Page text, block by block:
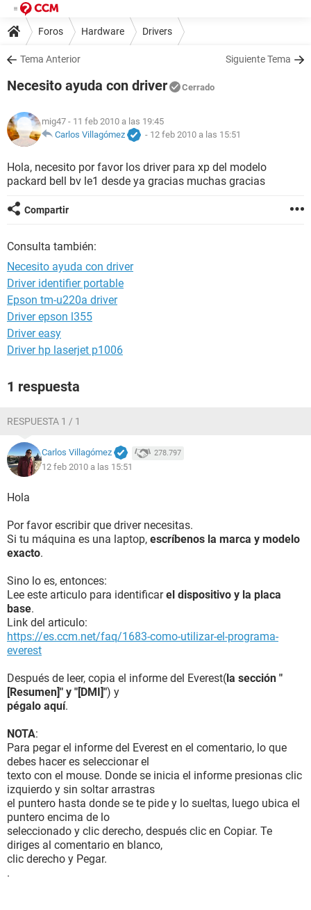
Foros Hardware Drivers
Tema Anterior Siguiente Tema
Necesito ayuda con driver Cerrado
mig47 - 11 feb 2010 a las 19:45
Carlos Villagómez
- 12 feb 2010 a las 15:51
Hola, necesito por favor los driver para xp del modelo
packard bell bv le1 desde ya gracias muchas gracias
Compartir
Consulta también:
Necesito ayuda con driver
Driver identifier portable
Epson tm-u220a driver
Driver epson l355
Driver easy
Driver hp laserjet p1006
1 respuesta
RESPUESTA 1 / 1
Carlos Villagómez 278.797
12 feb 2010 a las 15:51
Hola
Por favor escribir que driver necesitas.
Si tu máquina es una laptop, escríbenos la marca y modelo
exacto.
Sino lo es, entonces:
Lee este articulo para identificarel dispositivo y la placa
base.
Link del articulo:
https://es.ccm.net/faq/1683-como-utilizar-el-programa-
everest
Después de leer, copia el informe del Everest(la sección "
[Resumen]" y "[DMI]") y
pégalo aquí.
NOTA:
Para pegar el informe del Everest en el comentario, lo que
debes hacer es seleccionar el
texto con el mouse. Donde se inicia el informe presionas clic
izquierdo y sin soltar arrastras
el puntero hasta donde se te pide y lo sueltas, luego ubica el
puntero encima de lo
seleccionado y clic derecho, después clic en Copiar. Te
diriges al comentario en blanco,
clic derecho y Pegar.
.